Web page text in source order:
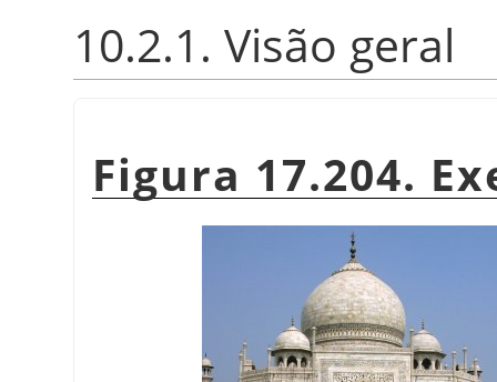
10.2.1. Visão geral
Figura 17.204.